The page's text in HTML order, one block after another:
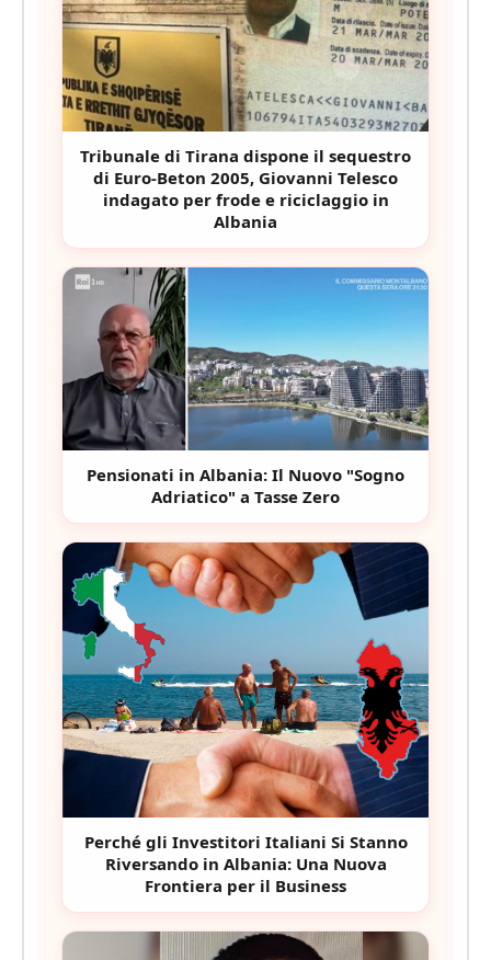
Tribunale di Tirana dispone il sequestro
di Euro-Beton 2005, Giovanni Telesco
indagato per frode e riciclaggio in
Albania
Pensionati in Albania: Il Nuovo "Sogno
Adriatico" a Tasse Zero
Perché gli Investitori Italiani Si Stanno
Riversando in Albania: Una Nuova
Frontiera per il Business